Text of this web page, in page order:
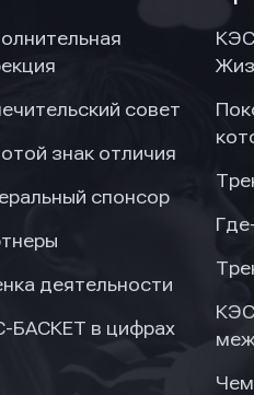
совет
знак отличия
спонсор
деятельности
БАСКЕТ в цифрах